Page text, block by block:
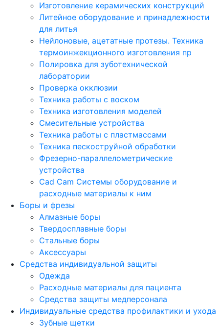
Изготовление керамических конструкций
Литейное оборудование и принадлежности
для литья
Нейлоновые, ацетатные протезы. Техника
термоинжекционного изготовления пр
Полировка для зуботехнической
лаборатории
Проверка окклюзии
Техника работы с воском
Техника изготовления моделей
Смесительные устройства
Техника работы с пластмассами
Техника пескоструйной обработки
Фрезерно-параллелометрические
устройства
Cad Cam Системы оборудование и
расходные материалы к ним
Боры и фрезы
Алмазные боры
Твердосплавные боры
Стальные боры
Аксессуары
Средства индивидуальной защиты
Одежда
Расходные материалы для пациента
Средства защиты медперсонала
Индивидуальные средства профилактики и ухода
Зубные щетки